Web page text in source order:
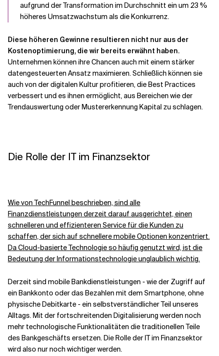
aufgrund der Transformation im Durchschnitt ein um 23 %
höheres Umsatzwachstum als die Konkurrenz.
Diese höheren Gewinne resultieren nicht nur aus der
Kostenoptimierung, die wir bereits erwähnt haben.
Unternehmen können ihre Chancen auch mit einem stärker
datengesteuerten Ansatz maximieren. Schließlich können sie
auch von der digitalen Kultur profitieren, die Best Practices
verbessert und es ihnen ermöglicht, aus Bereichen wie der
Trendauswertung oder Mustererkennung Kapital zu schlagen.
Die Rolle der IT im Finanzsektor
Wie von TechFunnel beschrieben, sind alle
Finanzdienstleistungen derzeit darauf ausgerichtet, einen
schnelleren und effizienteren Service für die Kunden zu
schaffen, der sich auf schnellere mobile Optionen konzentriert.
Da Cloud-basierte Technologie so häufig genutzt wird, ist die
Bedeutung der Informationstechnologie unglaublich wichtig.
Derzeit sind mobile Bankdienstleistungen - wie der Zugriff auf
ein Bankkonto oder das Bezahlen mit dem Smartphone, ohne
physische Debitkarte - ein selbstverständlicher Teil unseres
Alltags. Mit der fortschreitenden Digitalisierung werden noch
mehr technologische Funktionalitäten die traditionellen Teile
des Bankgeschäfts ersetzen. Die Rolle der IT im Finanzsektor
wird also nur noch wichtiger werden.